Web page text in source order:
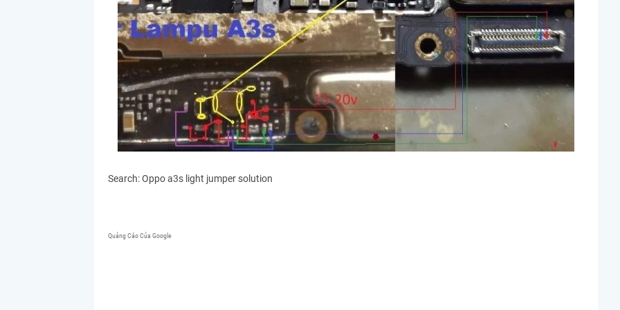
Search: Oppo a3s light jumper solution
Quảng Cáo Của Google